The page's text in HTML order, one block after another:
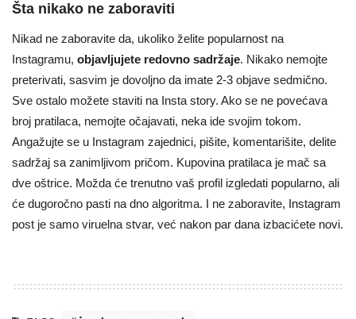
Šta nikako ne zaboraviti
Nikad ne zaboravite da, ukoliko želite popularnost na
Instagramu, objavljujete redovno sadržaje. Nikako nemojte
preterivati, sasvim je dovoljno da imate 2-3 objave sedmično.
Sve ostalo možete staviti na Insta story. Ako se ne povećava
broj pratilaca, nemojte očajavati, neka ide svojim tokom.
Angažujte se u Instagram zajednici, pišite, komentarišite, delite
sadržaj sa zanimljivom pričom. Kupovina pratilaca je mač sa
dve oštrice. Možda će trenutno vaš profil izgledati popularno, ali
će dugoročno pasti na dno algoritma. I ne zaboravite, Instagram
post je samo viruelna stvar, već nakon par dana izbacićete novi.